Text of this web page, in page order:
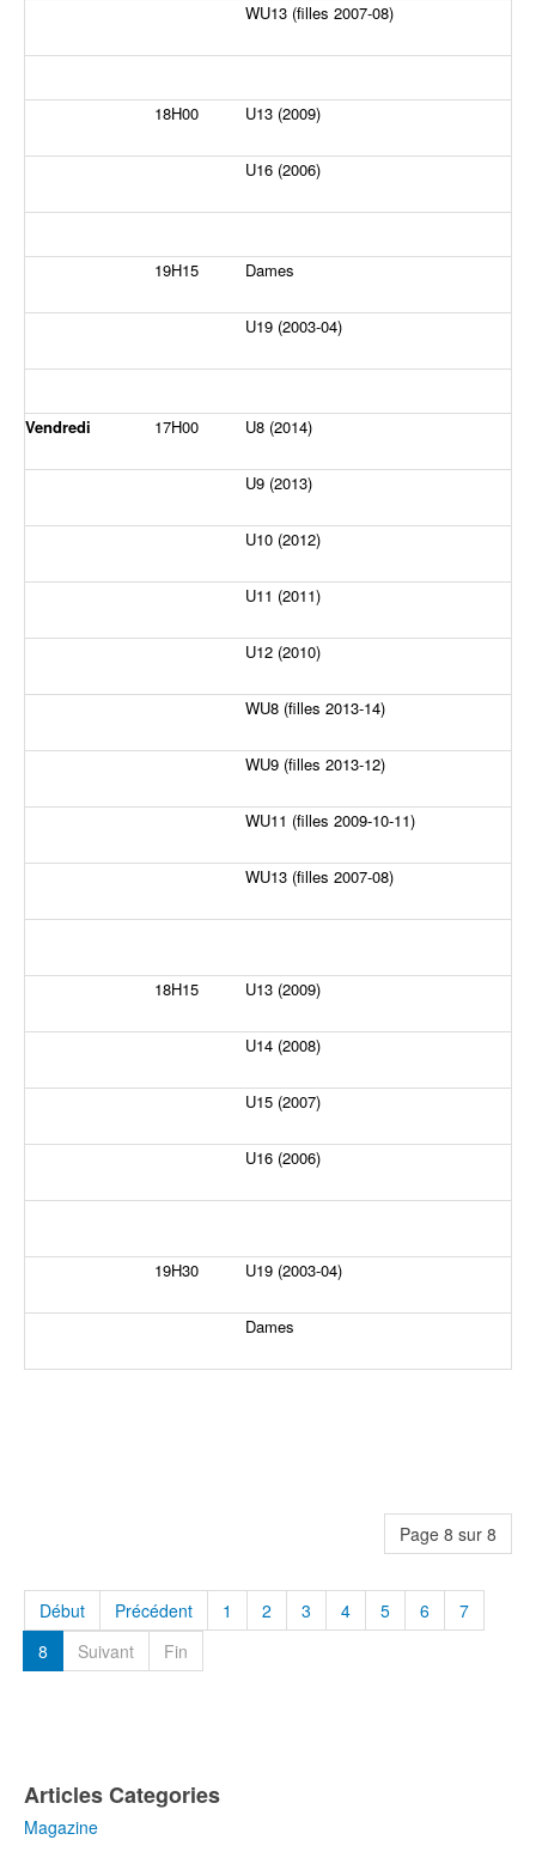
WU13 (filles 2007-08)
18H00 U13 (2009)
U16 (2006)
19H15 Dames
U19 (2003-04)
Vendredi 17H00 U8 (2014)
U9 (2013)
U10 (2012)
U11 (2011)
U12 (2010)
WU8 (filles 2013-14)
WU9 (filles 2013-12)
WU11 (filles 2009-10-11)
WU13 (filles 2007-08)
18H15 U13 (2009)
U14 (2008)
U15 (2007)
U16 (2006)
19H30 U19 (2003-04)
Dames
Page 8 sur 8
Début Précédent 1 2 3 4 5 6
7
8
Suivant Fin
Articles Categories
Magazine